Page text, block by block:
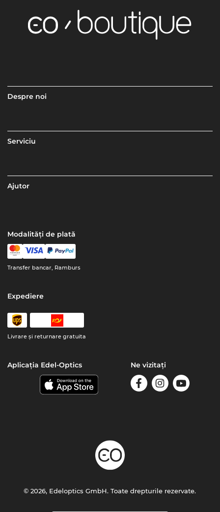
Despre noi
Serviciu
Ajutor
Modalități de plată
Transfer bancar, Ramburs
Expediere
Livrare şi returnare gratuita
Aplicația Edel-Optics Ne vizitați
© 2026, Edeloptics GmbH. Toate drepturile rezervate.